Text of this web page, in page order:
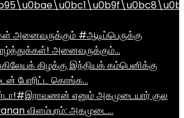
அனைவருக்கும் #ஆடிப்பெருக்கு
அனைவருக்கும்…
கிழக்கு இந்தியக் கம்பெனிக்கு
போரிட்ட கொங்க…
எனும் அகமுடையார் குல
விளம்பரம்: அகமுடை…